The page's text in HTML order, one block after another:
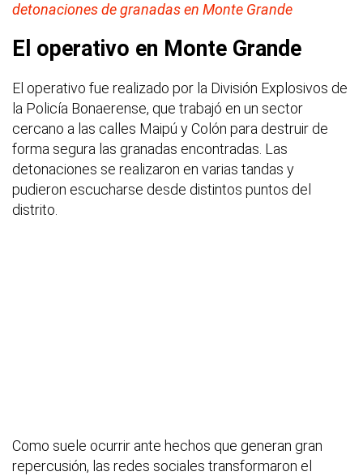
detonaciones de granadas en Monte Grande
El operativo en Monte Grande
El operativo fue realizado por la División Explosivos de
la Policía Bonaerense, que trabajó en un sector
cercano a las calles Maipú y Colón para destruir de
forma segura las granadas encontradas. Las
detonaciones se realizaron en varias tandas y
pudieron escucharse desde distintos puntos del
distrito.
Como suele ocurrir ante hechos que generan gran
repercusión, las redes sociales transformaron el